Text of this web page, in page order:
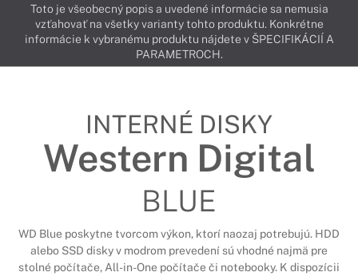
Toto je všeobecný popis a uvedené informácie sa nemusia
vzťahovať na všetky varianty tohto produktu. Konkrétne
informácie k vybranému produktu nájdete v ŠPECIFIKÁCIÍ A
PARAMETROCH.
INTERNÉ DISKY
Western Digital
BLUE
WD Blue poskytne tvorcom výkon, ktorí naozaj potrebujú. HDD
alebo SSD disky v modrom prevedení sú vhodné najmä pre
stolné počítače, All-in-One počítače či notebooky. K dispozícii